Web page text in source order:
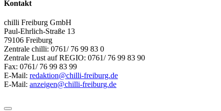
Kontakt
chilli Freiburg GmbH
Paul-Ehrlich-Straße 13
79106 Freiburg
Zentrale chilli: 0761/ 76 99 83 0
Zentrale Lust auf REGIO: 0761/ 76 99 83 90
Fax: 0761/ 76 99 83 99
E-Mail: redaktion@chilli-freiburg.de
E-Mail: anzeigen@chilli-freiburg.de